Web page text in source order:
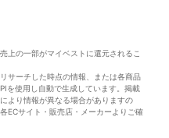
上の一部がマイベストに還元されるこ
サーチした時点の情報、または各商品
を使用し自動で生成しています。掲載
より情報が異なる場合がありますの
ECサイト・販売店・メーカーよりご確